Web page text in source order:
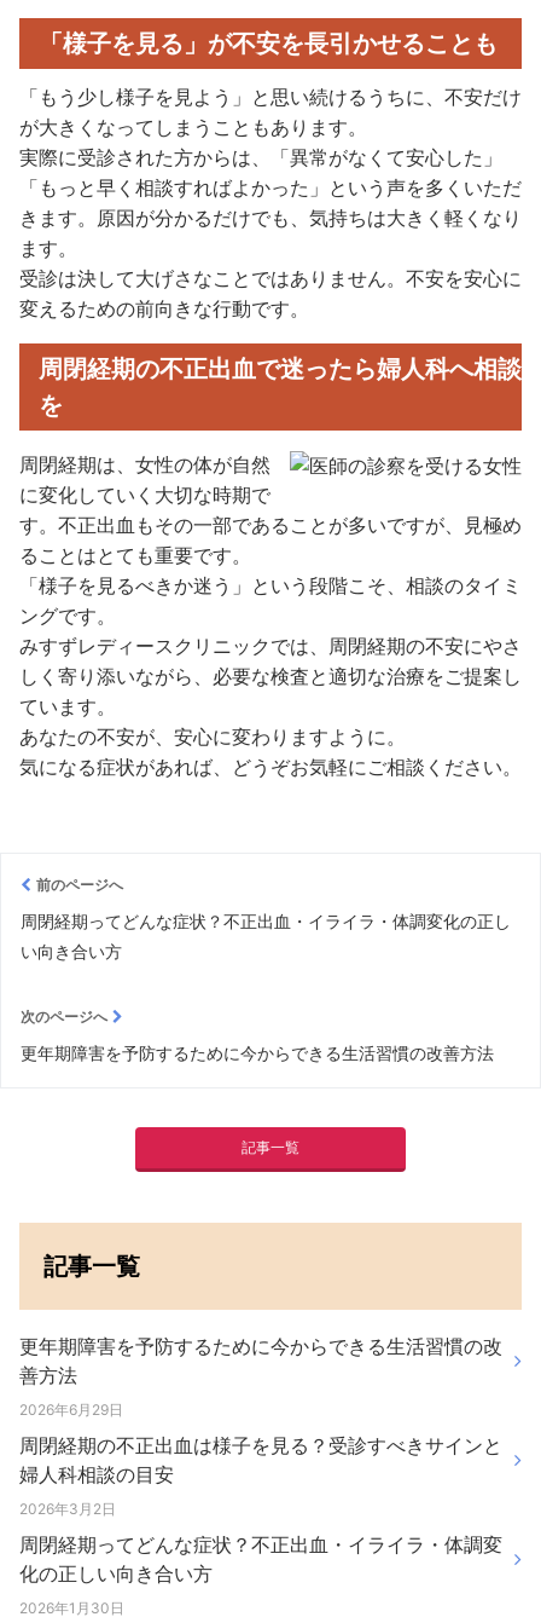
「様子を見る」が不安を長引かせることも
「もう少し様子を見よう」と思い続けるうちに、不安だけ
が大きくなってしまうこともあります。
実際に受診された方からは、「異常がなくて安心した」
「もっと早く相談すればよかった」という声を多くいただ
きます。原因が分かるだけでも、気持ちは大きく軽くなり
ます。
受診は決して大げさなことではありません。不安を安心に
変えるための前向きな行動です。
周閉経期の不正出血で迷ったら婦人科へ相談
を
周閉経期は、女性の体が自然
に変化していく大切な時期で
す。不正出血もその一部であることが多いですが、見極め
ることはとても重要です。
「様子を見るべきか迷う」という段階こそ、相談のタイミ
ングです。
みすずレディースクリニックでは、周閉経期の不安にやさ
しく寄り添いながら、必要な検査と適切な治療をご提案し
ています。
あなたの不安が、安心に変わりますように。
気になる症状があれば、どうぞお気軽にご相談ください。
前のページへ
周閉経期ってどんな症状？不正出血・イライラ・体調変化の正し
い向き合い方
次のページへ
更年期障害を予防するために今からできる生活習慣の改善方法
記事一覧
記事一覧
更年期障害を予防するために今からできる生活習慣の改
善方法
2026年6月29日
周閉経期の不正出血は様子を見る？受診すべきサインと
婦人科相談の目安
2026年3月2日
周閉経期ってどんな症状？不正出血・イライラ・体調変
化の正しい向き合い方
2026年1月30日